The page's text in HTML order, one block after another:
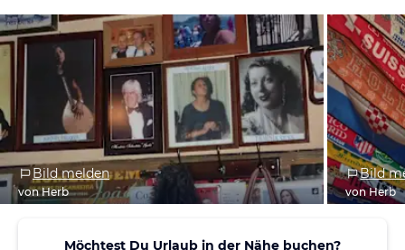
Bild melden
von Herb
Bild
von Herb
Möchtest Du Urlaub in der Nähe buchen?